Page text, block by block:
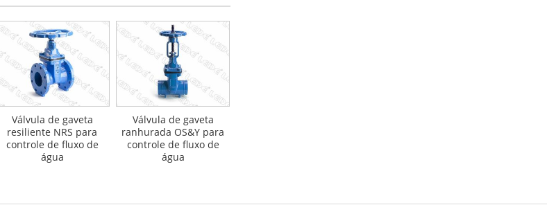
Válvula de gaveta
resiliente NRS para
controle de fluxo de
água
Válvula de gaveta
ranhurada OS&Y para
controle de fluxo de
água